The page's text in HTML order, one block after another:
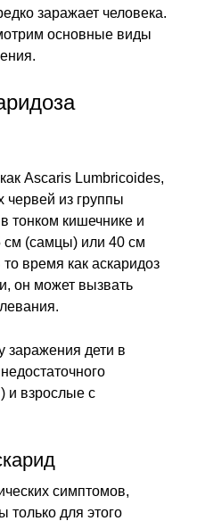
заражает человека.
основные виды
Ascaris Lumbricoides,
червей из группы
тонком кишечнике и
см (самцы) или 40 см
время как аскаридоз
он может вызвать
заражения дети в
и взрослые с
симптомов,
только для этого